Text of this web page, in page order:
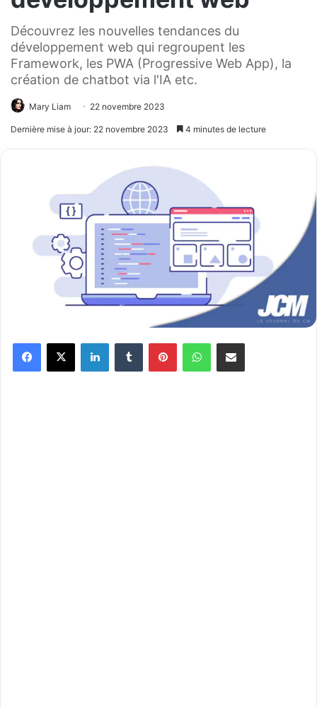
Découvrez les nouvelles tendances du
développement web qui regroupent les
Framework, les PWA (Progressive Web App), la
création de chatbot via l'IA etc.
Mary Liam 22 novembre 2023
Dernière mise à jour: 22 novembre 2023 4 minutes de lecture